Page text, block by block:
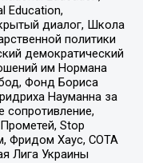
Education,
диалог, Школа
политики
демократический
им Нормана
Фонд Бориса
Науманна за
сопротивление,
Stop
Фридом Хаус, СОТА
Лига Украины